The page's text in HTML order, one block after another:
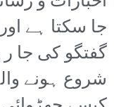
جا سکتا ہے
گفتگو کی جا
شروع ہونے